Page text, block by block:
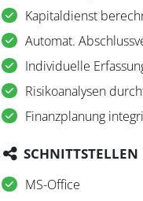
Kapitaldienst
Automat.
Individuelle
Risikoanalysen
Finanzplanung
SCHNITTSTELLEN
MS-Office